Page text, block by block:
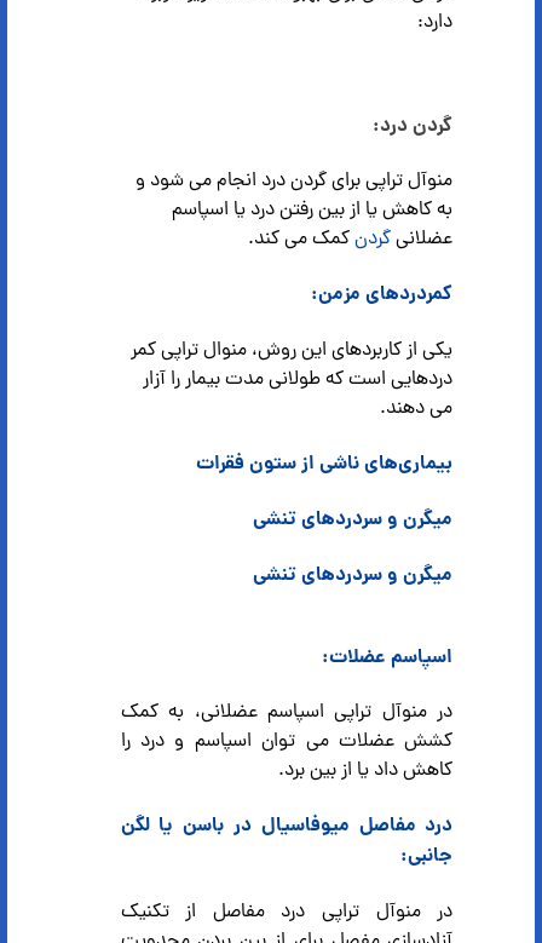
دارد:
گردن درد:
منوآل تراپی برای گردن درد انجام می شود و
به کاهش یا از بین رفتن درد یا اسپاسم
عضلانیگردنکمک می کند.
کمردرد‌های مزمن:
یکی از کاربردهای این روش، منوال تراپی کمر
دردهایی است که طولانی مدت بیمار را آزار
می دهند.
بیماری‌های ناشی از ستون فقرات
میگرن و سردردهای تنشی
میگرن و سردردهای تنشی
اسپاسم عضلات:
در منوآل تراپی اسپاسم عضلانی، به کمک
کشش عضلات می توان اسپاسم و درد را
کاهش داد یا از بین برد.
درد مفاصل میوفاسیال در باسن یا لگن
جانبی:
در منوآل تراپی درد مفاصل از تکنیک